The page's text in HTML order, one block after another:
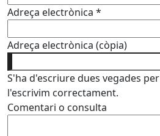
Adreça electrònica *
Adreça electrònica (còpia)
S'ha d'escriure dues vegades
l'escrivim correctament.
Comentari o consulta